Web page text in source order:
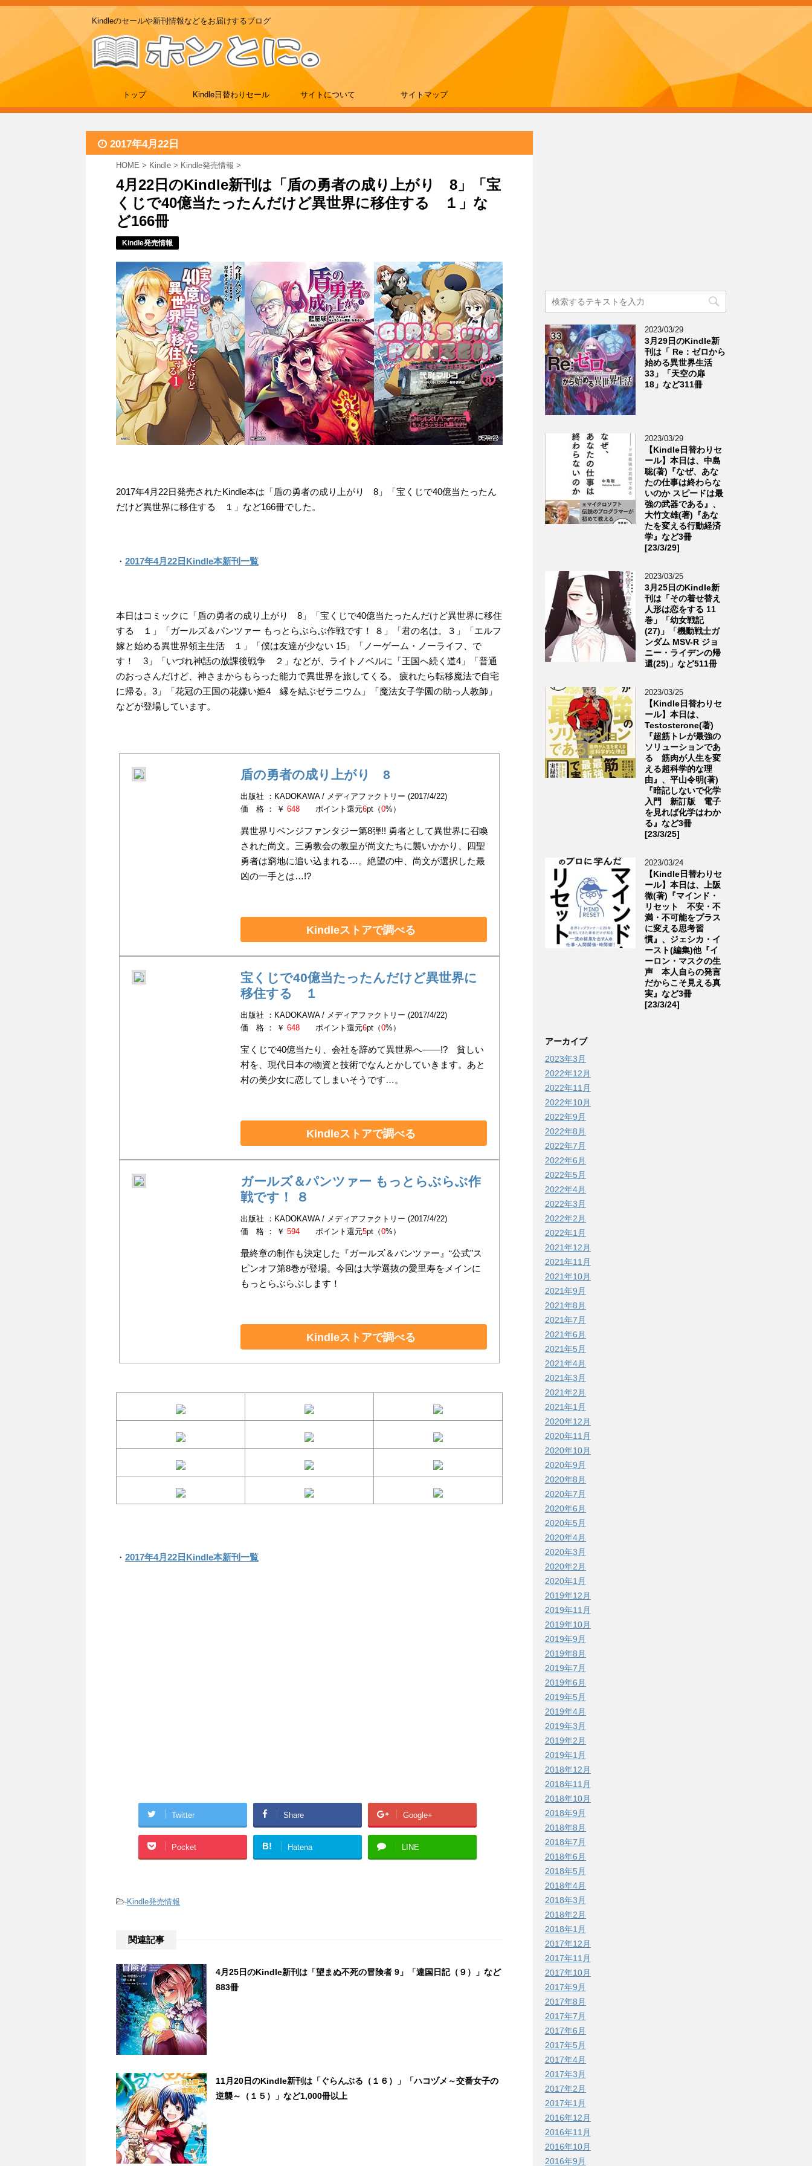
Kindleのセールや新刊情報などをお届けするブログ
トップ Kindle日替わりセール サイトについて サイトマップ
2017年4月22日
HOME > Kindle > Kindle発売情報 >
4月22日のKindle新刊は「盾の勇者の成り上がり 8」「宝
くじで40億当たったんだけど異世界に移住する １」な
ど166冊
Kindle発売情報
2017年4月22日発売されたKindle本は「盾の勇者の成り上がり 8」「宝くじで40億当たったん
だけど異世界に移住する １」など166冊でした。
・ 2017年4月22日Kindle本新刊一覧
本日はコミックに「盾の勇者の成り上がり 8」「宝くじで40億当たったんだけど異世界に移住
する １」「ガールズ＆パンツァー もっとらぶらぶ作戦です！ ８」「君の名は。３」「エルフ
嫁と始める異世界領主生活 １」「僕は友達が少ない 15」「ノーゲーム・ノーライフ、で
す！ 3」「いづれ神話の放課後戦争 ２」などが、ライトノベルに「王国へ続く道4」「普通
のおっさんだけど、神さまからもらった能力で異世界を旅してくる。 疲れたら転移魔法で自宅
に帰る。3」「花冠の王国の花嫌い姫4 縁を結ぶゼラニウム」「魔法女子学園の助っ人教師」
などが登場しています。
盾の勇者の成り上がり 8
出版社 ：KADOKAWA / メディアファクトリー (2017/4/22)
価 格 ： ￥648 ポイント還元6pt（0%）
異世界リベンジファンタジー第8弾!! 勇者として異世界に召喚
された尚文。三勇教会の教皇が尚文たちに襲いかかり、四聖
勇者は窮地に追い込まれる…。絶望の中、尚文が選択した最
凶の一手とは…!?
Kindleストアで調べる
宝くじで40億当たったんだけど異世界に
移住する １
出版社 ：KADOKAWA / メディアファクトリー (2017/4/22)
価 格 ： ￥648 ポイント還元6pt（0%）
宝くじで40億当たり、会社を辞めて異世界へ――!? 貧しい
村を、現代日本の物資と技術でなんとかしていきます。あと
村の美少女に恋してしまいそうです…。
Kindleストアで調べる
ガールズ＆パンツァー もっとらぶらぶ作
戦です！ ８
出版社 ：KADOKAWA / メディアファクトリー (2017/4/22)
価 格 ： ￥594 ポイント還元5pt（0%）
最終章の制作も決定した『ガールズ＆パンツァー』“公式”ス
ピンオフ第8巻が登場。今回は大学選抜の愛里寿をメインに
もっとらぶらぶします！
Kindleストアで調べる
・ 2017年4月22日Kindle本新刊一覧
Twitter Share Google+
Pocket B! Hatena LINE
-Kindle発売情報
関連記事
4月25日のKindle新刊は「望まぬ不死の冒険者 9」「違国日記（９）」など
883冊
11月20日のKindle新刊は「ぐらんぶる（１６）」「ハコヅメ～交番女子の
逆襲～（１５）」など1,000冊以上
2023/03/29
3月29日のKindle新
刊は「 Re：ゼロから
始める異世界生活
33」「天空の扉
18」など311冊
2023/03/29
【Kindle日替わりセ
ール】本日は、中島
聡(著)『なぜ、あな
たの仕事は終わらな
いのか スピードは最
強の武器である』、
大竹文雄(著)『あな
たを変える行動経済
学』など3冊
[23/3/29]
2023/03/25
3月25日のKindle新
刊は「その着せ替え
人形は恋をする 11
巻」「幼女戦記
(27)」「機動戦士ガ
ンダム MSV-R ジョ
ニー・ライデンの帰
還(25)」など511冊
2023/03/25
【Kindle日替わりセ
ール】本日は、
Testosterone(著)
『超筋トレが最強の
ソリューションであ
る 筋肉が人生を変
える超科学的な理
由』、平山令明(著)
『暗記しないで化学
入門 新訂版 電子
を見れば化学はわか
る』など3冊
[23/3/25]
2023/03/24
【Kindle日替わりセ
ール】本日は、上阪
徹(著)『マインド・
リセット 不安・不
満・不可能をプラス
に変える思考習
慣』、ジェシカ・イ
ースト(編集)他『イ
ーロン・マスクの生
声 本人自らの発言
だからこそ見える真
実』など3冊
[23/3/24]
アーカイブ
2023年3月
2022年12月
2022年11月
2022年10月
2022年9月
2022年8月
2022年7月
2022年6月
2022年5月
2022年4月
2022年3月
2022年2月
2022年1月
2021年12月
2021年11月
2021年10月
2021年9月
2021年8月
2021年7月
2021年6月
2021年5月
2021年4月
2021年3月
2021年2月
2021年1月
2020年12月
2020年11月
2020年10月
2020年9月
2020年8月
2020年7月
2020年6月
2020年5月
2020年4月
2020年3月
2020年2月
2020年1月
2019年12月
2019年11月
2019年10月
2019年9月
2019年8月
2019年7月
2019年6月
2019年5月
2019年4月
2019年3月
2019年2月
2019年1月
2018年12月
2018年11月
2018年10月
2018年9月
2018年8月
2018年7月
2018年6月
2018年5月
2018年4月
2018年3月
2018年2月
2018年1月
2017年12月
2017年11月
2017年10月
2017年9月
2017年8月
2017年7月
2017年6月
2017年5月
2017年4月
2017年3月
2017年2月
2017年1月
2016年12月
2016年11月
2016年10月
2016年9月